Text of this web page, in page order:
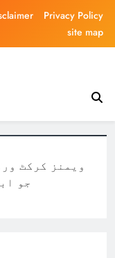
Privacy Policy
site map
ویمنز کرکٹ
جو